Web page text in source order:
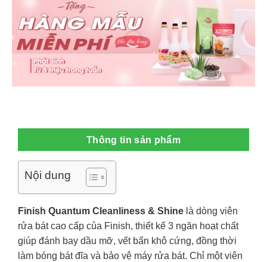
Thông tin sản phẩm
Nội dung
Finish Quantum Cleanliness & Shinelà dòng viên
rửa bát cao cấp của Finish, thiết kế 3 ngăn hoạt chất
giúp đánh bay dầu mỡ, vết bẩn khô cứng, đồng thời
làm bóng bát đĩa và bảo vệ máy rửa bát. Chỉ một viên